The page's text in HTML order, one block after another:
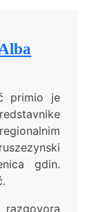
primio je
gdin.